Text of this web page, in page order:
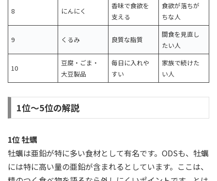
8 にんにく
香味で食欲を
支える
食欲が落ちが
ちな人
9 くるみ 良質な脂質
間食を見直し
たい人
10
豆腐・ごま・
大豆製品
毎日に入れや
すい
家族で続けた
い人
1位〜5位の解説
1位 牡蠣
牡蠣は亜鉛が特に多い食材として有名です。ODSも、牡蠣
には特に高い量の亜鉛が含まれるとしています。ここは、